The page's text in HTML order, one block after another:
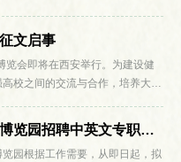
文启事
会即将在西安举行。为建设健
校之间的交流与合作，培养大学
会的重大意义所在，...
西北农林科技大学博览园招聘中英文专职讲解员启事
根据工作需要，从即日起，拟